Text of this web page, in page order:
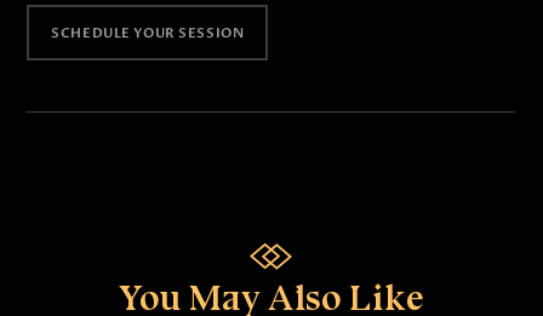
SCHEDULE YOUR SESSION
You May Also Like